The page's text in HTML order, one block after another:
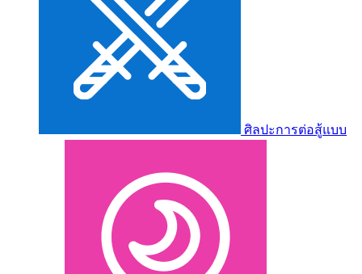
ศิลปะการต่อสู้แบบ